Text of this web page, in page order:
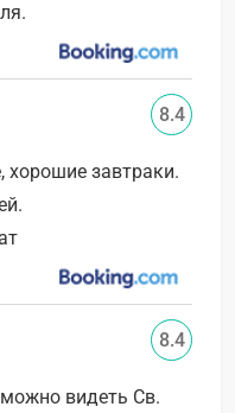
хорошие завтраки.
8.4
видеть Св.
8.4